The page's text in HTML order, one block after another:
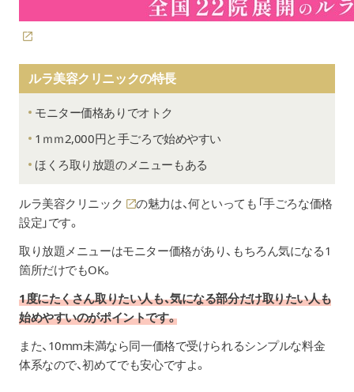
ルラ美容クリニックの特長
モニター価格ありでオトク
1ｍｍ2,000円と手ごろで始めやすい
ほくろ取り放題のメニューもある
ルラ美容クリニック
の魅力は、何といっても「手ごろな価格
設定」です。
取り放題メニューはモニター価格があり、もちろん気になる1
箇所だけでもOK。
1度にたくさん取りたい人も、気になる部分だけ取りたい人も
始めやすいのがポイントです。
また、10mm未満なら同一価格で受けられるシンプルな料金
体系なので、初めてでも安心ですよ。